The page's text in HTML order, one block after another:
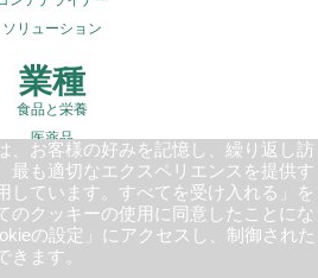
ソリューション
業種
食品と栄養
医薬品
建設用骨材
廃棄物管理
鉱業・鉱物
、お客様の好みを記憶し、繰り返し訪
最も適切なエクスペリエンスを提供す
しています。すべてを受け入れる」を
のクッキーの使用に同意したことにな
の設定」にアクセスし、制御された
きます。